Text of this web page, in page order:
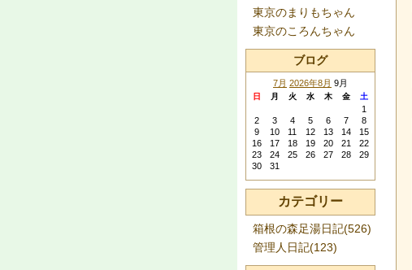
東京のまりもちゃん
東京のころんちゃん
ブログ
7月 2026年8月 9月
日 月 火 水 木 金 土
1
2
3 4 5 6 7
8
9
10 11 12 13 14
15
16
17 18 19 20 21
22
23
24 25 26 27 28
29
30
31
カテゴリー
箱根の森足湯日記(526)
管理人日記(123)